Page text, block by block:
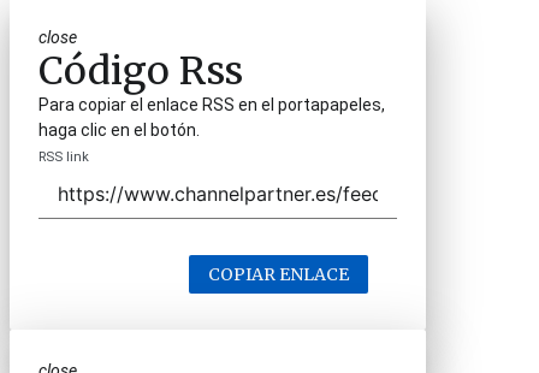
close
Código Rss
Para copiar el enlace RSS en el portapapeles,
haga clic en el botón.
RSS link
COPIAR ENLACE